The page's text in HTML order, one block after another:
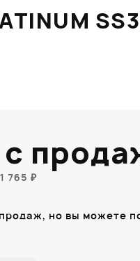
765 ₽
но вы можете